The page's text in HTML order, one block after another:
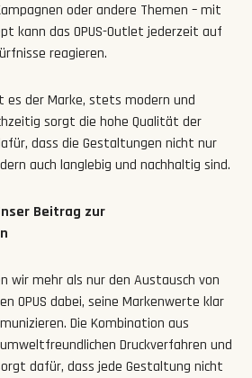
oder andere Themen – mit
kann das OPUS-Outlet jederzeit auf
reagieren.
es der Marke, stets modern und
sorgt die hohe Qualität der
dass die Gestaltungen nicht nur
auch langlebig und nachhaltig sind.
Beitrag zur
wir mehr als nur den Austausch von
OPUS dabei, seine Markenwerte klar
Die Kombination aus
Druckverfahren und
dafür, dass jede Gestaltung nicht